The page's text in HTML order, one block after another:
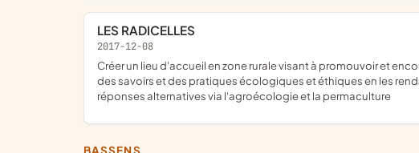
LES RADICELLES
2017-12-08
créer un lieu d'accueil en zone rurale visant à promouvoir et encourager une simplicité de vie en accord avec l'environnement, favoriser le partage, l'échange et la transmission
des savoirs et des pratiques écologiques et éthiques en les
réponses alternatives via l'agroécologie et la permaculture